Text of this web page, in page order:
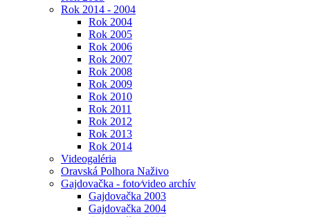
Rok 2014 - 2004
Rok 2004
Rok 2005
Rok 2006
Rok 2007
Rok 2008
Rok 2009
Rok 2010
Rok 2011
Rok 2012
Rok 2013
Rok 2014
Videogaléria
Oravská Polhora Naživo
Gajdovačka - foto⁄video archív
Gajdovačka 2003
Gajdovačka 2004